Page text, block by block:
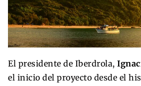
El presidente de Iberdrola,
el inicio del proyecto desde el